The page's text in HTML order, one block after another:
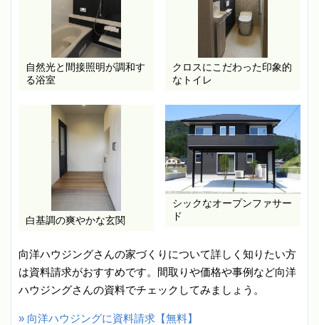
自然光と間接照明が調和す
る浴室
クロスにこだわった印象的
なトイレ
白基調の爽やかな玄関
シックなオープンファサー
ド
向洋ハウジングさんの家づくりについて詳しく知りたい方
は資料請求がおすすめです。間取りや価格や事例など向洋
ハウジングさんの資料でチェックしてみましょう。
» 向洋ハウジングに資料請求【無料】